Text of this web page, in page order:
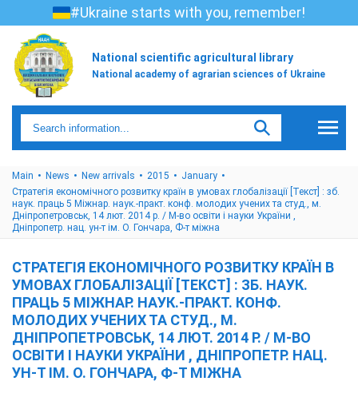
#Ukraine starts with you, remember!
National scientific agricultural library
National academy of agrarian sciences of Ukraine
Main News New arrivals 2015
January
Стратегія економічного розвитку країн в умовах глобалізації [Текст] : зб.
наук. праць 5 Міжнар. наук.-практ. конф. молодих учених та студ., м.
Дніпропетровськ, 14 лют. 2014 р. / М-во освіти і науки України ,
Дніпропетр. нац. ун-т ім. О. Гончара, Ф-т міжна
СТРАТЕГІЯ ЕКОНОМІЧНОГО РОЗВИТКУ КРАЇН В
УМОВАХ ГЛОБАЛІЗАЦІЇ [ТЕКСТ] : ЗБ. НАУК.
ПРАЦЬ 5 МІЖНАР. НАУК.-ПРАКТ. КОНФ.
МОЛОДИХ УЧЕНИХ ТА СТУД., М.
ДНІПРОПЕТРОВСЬК, 14 ЛЮТ. 2014 Р. / М-ВО
ОСВІТИ І НАУКИ УКРАЇНИ , ДНІПРОПЕТР. НАЦ.
УН-Т ІМ. О. ГОНЧАРА, Ф-Т МІЖНА